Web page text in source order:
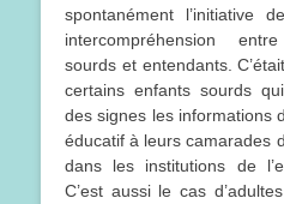
spontanément l’initiative
intercompréhension
sourds et entendants.
certains enfants sourds
des signes les informations
éducatif à leurs camarades
dans les institutions de
C’est aussi le cas